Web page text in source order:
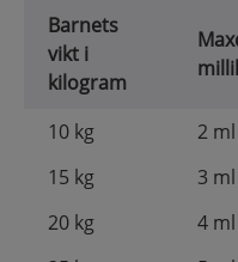
Barnets
vikt i
kilogram
10 kg
2 ml
15 kg
3 ml
20 kg
4 ml